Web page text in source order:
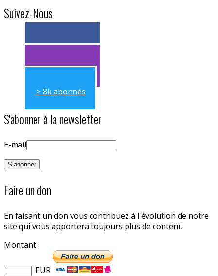
Suivez-Nous
> 11k abonnés
> 11k abonnés
> 8k abonnés
S'abonner à la newsletter
E-mail
Faire un don
En faisant un don vous contribuez à l'évolution de notre
site qui vous apportera toujours plus de contenu
Montant
EUR